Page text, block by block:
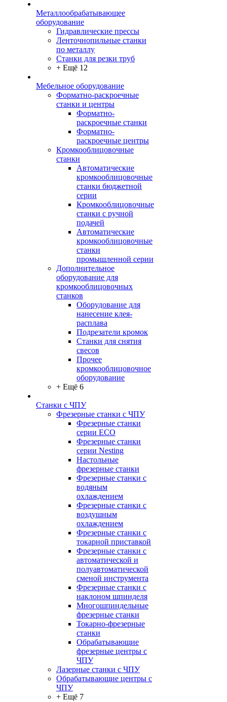
Металлообрабатывающее
оборудование
Гидравлические прессы
Ленточнопильные станки
по металлу
Станки для резки труб
+ Ещё 12
Мебельное оборудование
Форматно-раскроечные
станки и центры
Форматно-
раскроечные станки
Форматно-
раскроечные центры
Кромкооблицовочные
станки
Автоматические
кромкооблицовочные
станки бюджетной
серии
Кромкооблицовочные
станки с ручной
подачей
Автоматические
кромкооблицовочные
станки
промышленной серии
Дополнительное
оборудование для
кромкооблицовочных
станков
Оборудование для
нанесение клея-
расплава
Подрезатели кромок
Станки для снятия
свесов
Прочее
кромкооблицовочное
оборудование
+ Ещё 6
Станки с ЧПУ
Фрезерные станки с ЧПУ
Фрезерные станки
серии ECO
Фрезерные станки
серии Nesting
Настольные
фрезерные станки
Фрезерные станки с
водяным
охлаждением
Фрезерные станки с
воздушным
охлаждением
Фрезерные станки с
токарной приставкой
Фрезерные станки с
автоматической и
полуавтоматической
сменой инструмента
Фрезерные станки с
наклоном шпинделя
Многошпиндельные
фрезерные станки
Токарно-фрезерные
станки
Обрабатывающие
фрезерные центры с
ЧПУ
Лазерные станки с ЧПУ
Обрабатывающие центры с
ЧПУ
+ Ещё 7